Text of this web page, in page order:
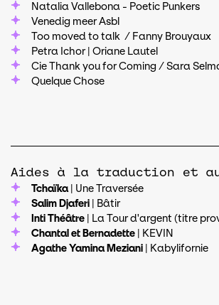
Natalia Vallebona - Poetic Punkers
Venedig meer Asbl
Too moved to talk / Fanny Brouyaux
Petra Ichor | Oriane Lautel
Cie Thank you for Coming / Sara
Quelque Chose
Aides à la traduction et
Tchaïka
| Une Traversée
Salim Djaferi
| Bâtir
Inti Théâtre | La Tour d'argent (titre
Chantal et Bernadette | KEVIN
Agathe Yamina Meziani | Kabylifornie